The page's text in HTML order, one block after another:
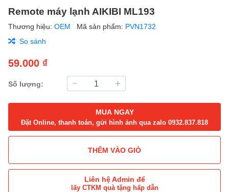
Remote máy lạnh AIKIBI ML193
Thương hiệu: OEM Mã sản phẩm: PVN1732
So sánh
59.000 ₫
Số lượng:
MUA NGAY
Đặt Online, thanh toán, gửi hình ảnh qua zalo 0932.837.818
THÊM VÀO GIỎ
Liên hệ Admin để
lấy CTKM quà tặng hấp dẫn